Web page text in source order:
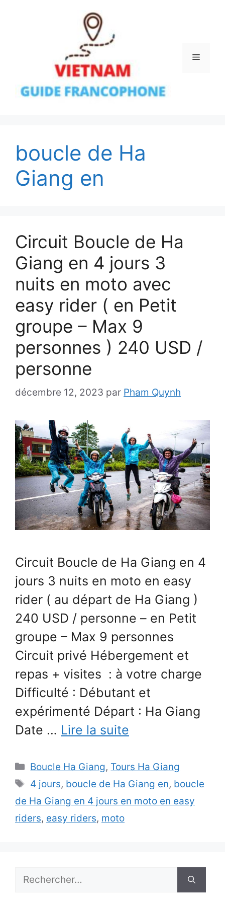
Menu
boucle de Ha
Giang en
Circuit Boucle de Ha
Giang en 4 jours 3
nuits en moto avec
easy rider ( en Petit
groupe – Max 9
personnes ) 240 USD /
personne
décembre 12, 2023 par Pham Quynh
Circuit Boucle de Ha Giang en 4
jours 3 nuits en moto en easy
rider ( au départ de Ha Giang )
240 USD / personne – en Petit
groupe – Max 9 personnes
Circuit privé Hébergement et
repas + visites : à votre charge
Difficulté : Débutant et
expérimenté Départ : Ha Giang
Date … Lire la suite
Catégories
Boucle Ha Giang, Tours Ha Giang
Étiquettes
4 jours, boucle de Ha Giang en, boucle
de Ha Giang en 4 jours en moto en easy
riders, easy riders, moto
Rechercher :